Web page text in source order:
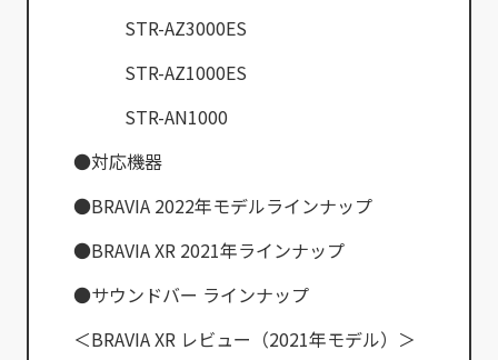
STR-AZ3000ES
STR-AZ1000ES
STR-AN1000
●対応機器
●BRAVIA 2022年モデルラインナップ
●BRAVIA XR 2021年ラインナップ
●サウンドバー ラインナップ
＜BRAVIA XR レビュー（2021年モデル）＞